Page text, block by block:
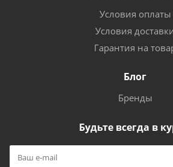
Условия оплаты
Условия
Гарантия на
Блог
Бренды
Будьте всегда в